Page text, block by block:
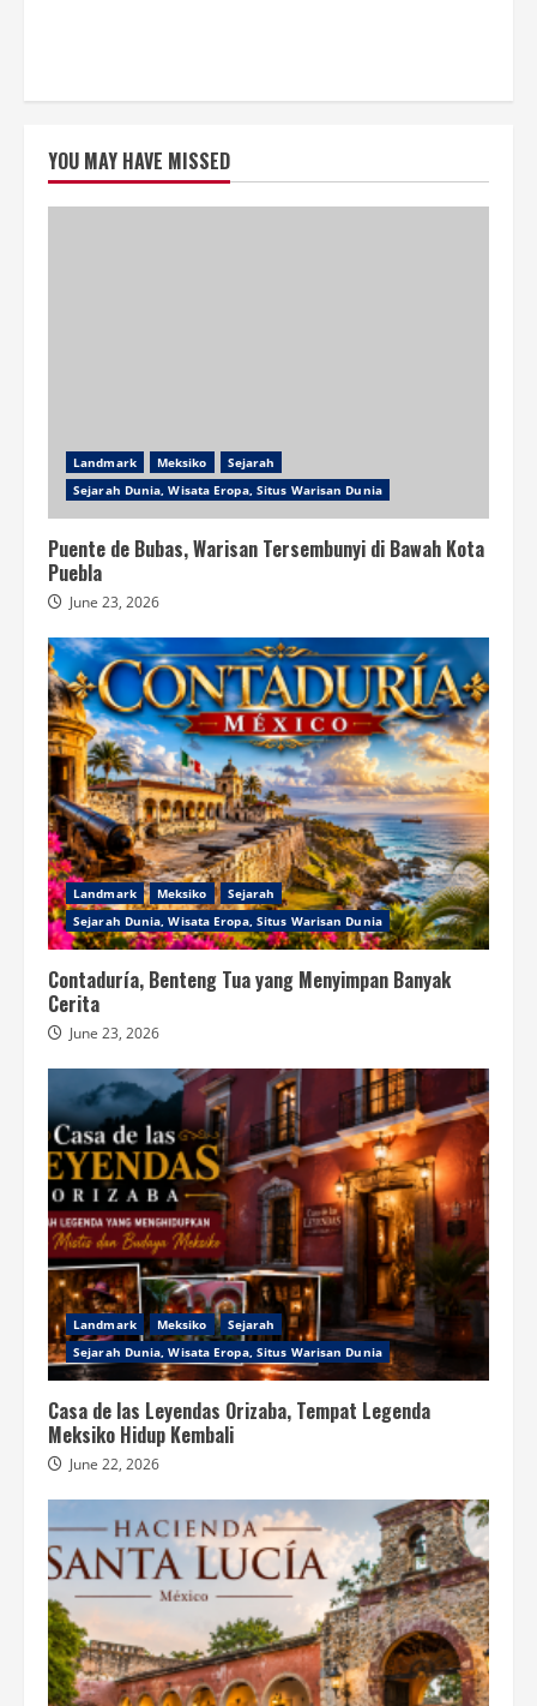
YOU MAY HAVE MISSED
Landmark Meksiko
Sejarah
Sejarah Dunia, Wisata Eropa, Situs Warisan Dunia
Puente de Bubas, Warisan Tersembunyi di Bawah Kota
Puebla
June 23, 2026
Landmark Meksiko
Sejarah
Sejarah Dunia, Wisata Eropa, Situs Warisan Dunia
Contaduría, Benteng Tua yang Menyimpan Banyak
Cerita
June 23, 2026
Landmark Meksiko
Sejarah
Sejarah Dunia, Wisata Eropa, Situs Warisan Dunia
Casa de las Leyendas Orizaba, Tempat Legenda
Meksiko Hidup Kembali
June 22, 2026